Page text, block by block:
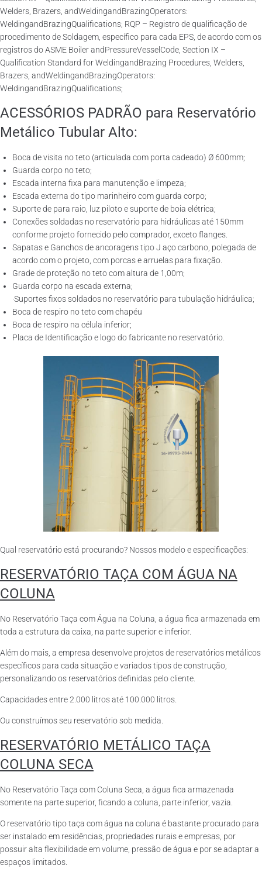
Welders, Brazers, andWeldingandBrazingOperators:
WeldingandBrazingQualifications; RQP – Registro de qualificação de
procedimento de Soldagem, específico para cada EPS, de acordo com os
registros do ASME Boiler andPressureVesselCode, Section IX –
Qualification Standard for WeldingandBrazing Procedures, Welders,
Brazers, andWeldingandBrazingOperators:
WeldingandBrazingQualifications;
ACESSÓRIOS PADRÃO para Reservatório
Metálico Tubular Alto:
Boca de visita no teto (articulada com porta cadeado) Ø 600mm;
Guarda corpo no teto;
Escada interna fixa para manutenção e limpeza;
Escada externa do tipo marinheiro com guarda corpo;
Suporte de para raio, luz piloto e suporte de boia elétrica;
Conexões soldadas no reservatório para hidráulicas até 150mm
conforme projeto fornecido pelo comprador, exceto flanges.
Sapatas e Ganchos de ancoragens tipo J aço carbono, polegada de
acordo com o projeto, com porcas e arruelas para fixação.
Grade de proteção no teto com altura de 1,00m;
Guarda corpo na escada externa;
·Suportes fixos soldados no reservatório para tubulação hidráulica;
Boca de respiro no teto com chapéu
Boca de respiro na célula inferior;
Placa de Identificação e logo do fabricante no reservatório.
Qual reservatório está procurando? Nossos modelo e especificações:
RESERVATÓRIO TAÇA COM ÁGUA NA
COLUNA
No Reservatório Taça com Água na Coluna, a água fica armazenada em
toda a estrutura da caixa, na parte superior e inferior.
Além do mais, a empresa desenvolve projetos de reservatórios metálicos
específicos para cada situação e variados tipos de construção,
personalizando os reservatórios definidas pelo cliente.
Capacidades entre 2.000 litros até 100.000 litros.
Ou construímos seu reservatório sob medida.
RESERVATÓRIO METÁLICO TAÇA
COLUNA SECA
No Reservatório Taça com Coluna Seca, a água fica armazenada
somente na parte superior, ficando a coluna, parte inferior, vazia.
O reservatório tipo taça com água na coluna é bastante procurado para
ser instalado em residências, propriedades rurais e empresas, por
possuir alta flexibilidade em volume, pressão de água e por se adaptar a
espaços limitados.